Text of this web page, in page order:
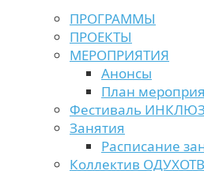
ПРОГРАММЫ
ПРОЕКТЫ
МЕРОПРИЯТИЯ
Анонсы
План
Фестиваль
Занятия
Расписание
Коллектив